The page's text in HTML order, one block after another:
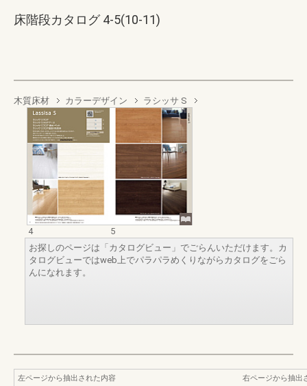
床階段カタログ 4-5(10-11)
木質床材 カラーデザイン ラシッサ S
4
5
お探しのページは「カタログビュー」でごらんいただけます。カ
タログビューではweb上でパラパラめくりながらカタログをごら
んになれます。
左ページから抽出された内容
右ページから抽出